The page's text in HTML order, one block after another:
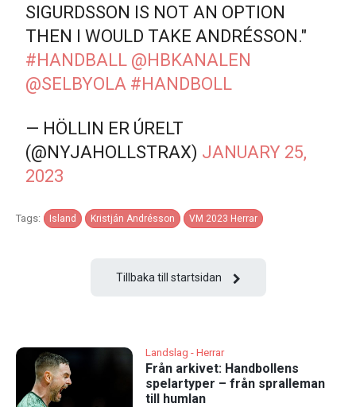
SIGURDSSON IS NOT AN OPTION
THEN I WOULD TAKE ANDRÉSSON."
#HANDBALL @HBKANALEN
@SELBYOLA #HANDBOLL
— HÖLLIN ER ÚRELT
(@NYJAHOLLSTRAX) JANUARY 25,
2023
Tags: Island Kristján Andrésson VM 2023 Herrar
Tillbaka till startsidan
Landslag - Herrar
Från arkivet: Handbollens
spelartyper – från spralleman
till humlan